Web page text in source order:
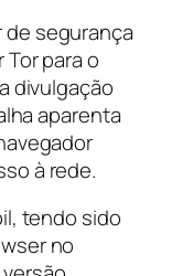
de segurança
Tor para o
divulgação
aparenta
à rede.
tendo sido
no